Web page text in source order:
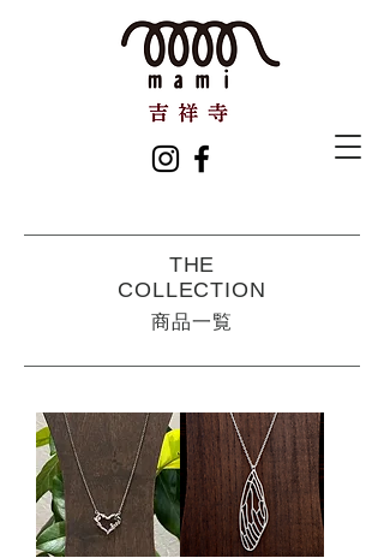
THE
COLLECTION
​​商品一覧